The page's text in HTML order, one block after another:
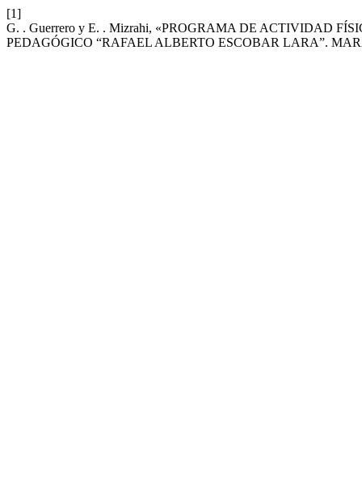
[1]
G. . Guerrero y E. . Mizrahi, «PROGRAMA DE ACTIVIDAD
PEDAGÓGICO “RAFAEL ALBERTO ESCOBAR LARA”.